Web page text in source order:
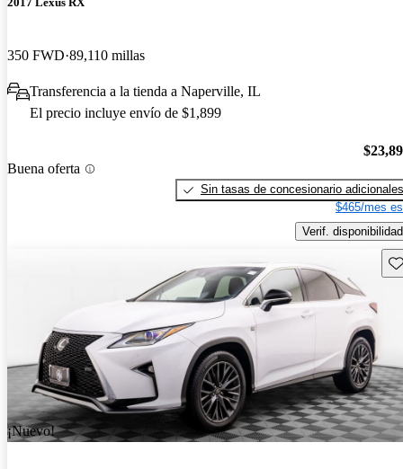
350 FWD 89,110 millas
Transferencia a la tienda a Naperville, IL
El precio incluye envío de $1,899
Buena oferta
Sin tasas de concesionario adicionales
$465/mes
Verif. disponibilidad
¡Nuevo!